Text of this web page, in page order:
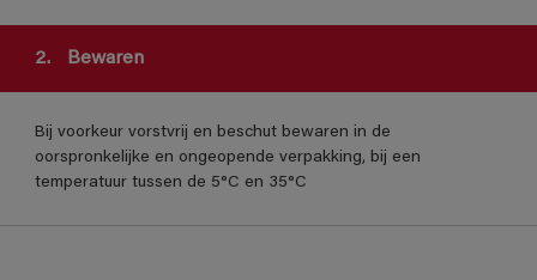
2. Bewaren
Bij voorkeur vorstvrij en beschut bewaren in de
oorspronkelijke en ongeopende verpakking, bij een
temperatuur tussen de 5°C en 35°C